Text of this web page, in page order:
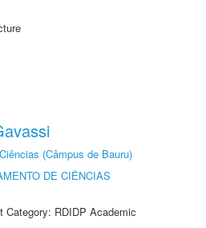
(Câmpus de Bauru)
DE CIÊNCIAS
Category: RDIDP Academic